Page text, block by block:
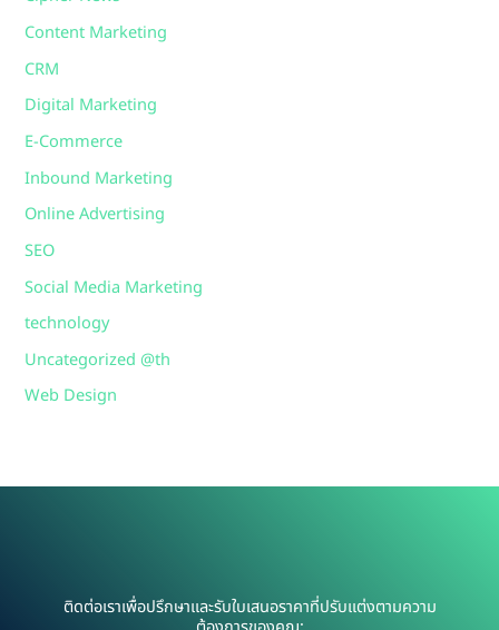
Content Marketing
CRM
Digital Marketing
E-Commerce
Inbound Marketing
Online Advertising
SEO
Social Media Marketing
technology
Uncategorized @th
Web Design
ติดต่อเราเพื่อปรึกษาและรับใบเสนอราคาที่ปรับแต่งตามความ